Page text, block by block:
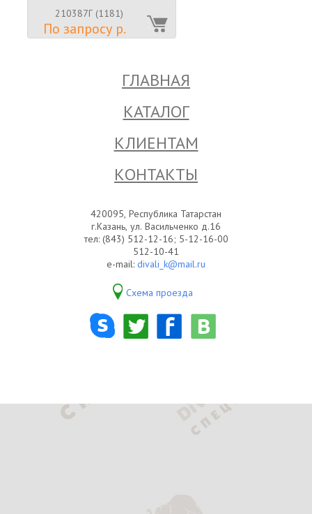
210387Г (1181)
По запросу р.
ГЛАВНАЯ
КАТАЛОГ
КЛИЕНТАМ
КОНТАКТЫ
420095, Республика Татарстан
г.Казань, ул. Васильченко д.16
тел: (843) 512-12-16; 5-12-16-00
512-10-41
e-mail: divali_k@mail.ru
Схема проезда